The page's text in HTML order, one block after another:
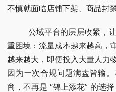
不慎就面临店铺下架、商品封禁
公域平台的层层收紧，让
重困境：流量成本越来越高，
越来越大，即便投入大量人力
因为一次合规问题满盘皆输
商，不再是 “锦上添花” 的选